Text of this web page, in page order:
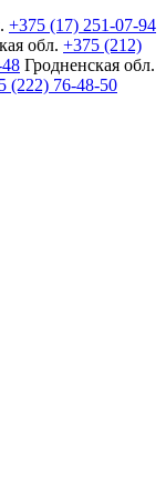
+375 (17) 251-07-94
обл. +375 (212)
Гродненская обл.
(222) 76-48-50